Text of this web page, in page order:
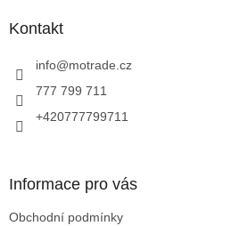
Kontakt
info@motrade.cz
777 799 711
+420777799711
Informace pro vás
Obchodní podmínky